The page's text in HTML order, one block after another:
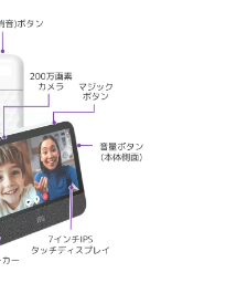
IEEE 802.11 b/g/n (2.4GHz)
USB Type-C、5V3A
USB Type-C、5V1A
Telec (技適)、CE、FCC、
[R] 222-251202